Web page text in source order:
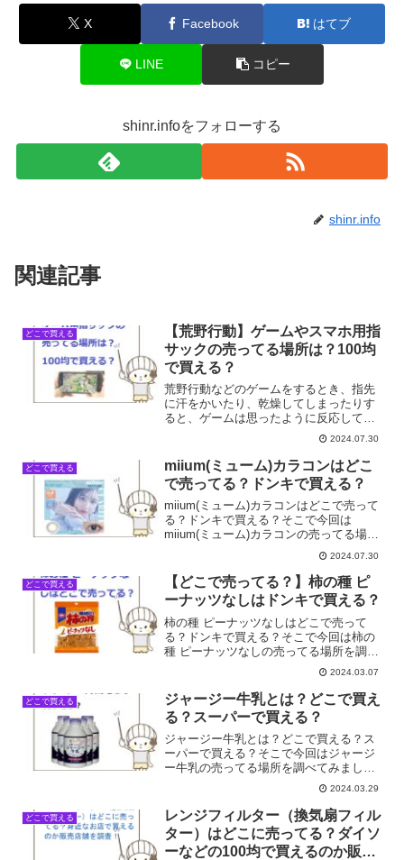
X Facebook はてブ
LINE コピー
shinr.infoをフォローする
shinr.info
関連記事
どこで買える
【荒野行動】ゲームやスマホ用指
サックの売ってる場所は？100均
で買える？
荒野行動などのゲームをするとき、指先
に汗をかいたり、乾燥してしまったりす
ると、ゲームは思ったように反応してく
れませんね、ゲーム用指サックを装着す
れば、操作がよりスムーズになります。
ゲームやスマホ用指サックの売ってる場
所は？100均で買える？...
2024.07.30
どこで買える
miium(ミューム)カラコンはどこ
で売ってる？ドンキで買える？
miium(ミューム)カラコンはどこで売って
る？ドンキで買える？そこで今回は
miium(ミューム)カラコンの売ってる場所
2024.07.30
どこで買える
【どこで売ってる？】柿の種 ピ
ーナッツなしはドンキで買える？
柿の種 ピーナッツなしはどこで売って
る？ドンキで買える？そこで今回は柿の
種 ピーナッツなしの売ってる場所を調べ
2024.03.07
どこで買える
ジャージー牛乳とは？どこで買え
る？スーパーで買える？
ジャージー牛乳とは？どこで買える？ス
ーパーで買える？そこで今回はジャージ
ー牛乳の売ってる場所を調べてみまし
2024.03.29
どこで買える
レンジフィルター（換気扇フィル
ター）はどこに売ってる？ダイソ
ーなどの100均で買えるのか販売